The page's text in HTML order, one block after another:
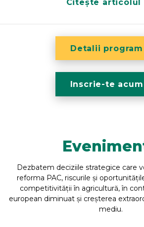
Citește articolul
Detalii program
Inscrie-te acum
Dezbatem deciziile strategice care
reforma PAC, riscurile și
competitivității în agricultură, în
european diminuat și creșterea
mediu.